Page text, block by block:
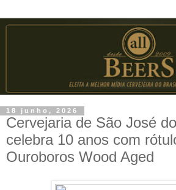
18 junho, 2026
Cervejaria de São José
celebra 10 anos com
Ouroboros Wood Aged